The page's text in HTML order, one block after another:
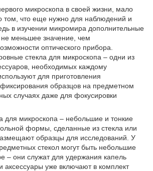
микроскопа в своей жизни, мало
том, что еще нужно для наблюдений и
в изучении микромира дополнительные
меньшее значение, чем
оптического прибора.
стекла для микроскопа – одни из
необходимых каждому
для приготовления
образцов на предметном
случаях даже для фокусировки
для микроскопа – небольшие и тонкие
формы, сделанные из стекла или
образцы для исследований. У
стекол могут быть небольшие
– они служат для удержания капель
аксессуары уже включают в комплект